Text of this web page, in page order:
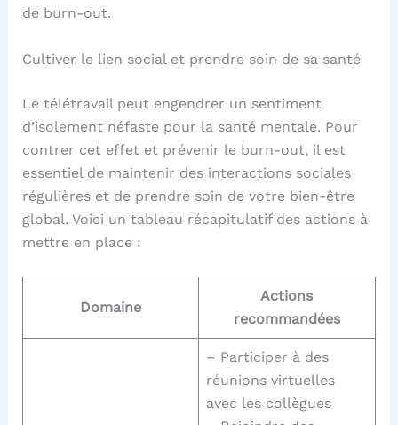
de burn-out.
Cultiver le lien social et prendre soin de sa santé
Le télétravail peut engendrer un sentiment
d’isolement néfaste pour la santé mentale. Pour
contrer cet effet et prévenir le burn-out, il est
essentiel de maintenir des interactions sociales
régulières et de prendre soin de votre bien-être
global. Voici un tableau récapitulatif des actions à
mettre en place :
Domaine
Actions
recommandées
– Participer à des
réunions virtuelles
avec les collègues